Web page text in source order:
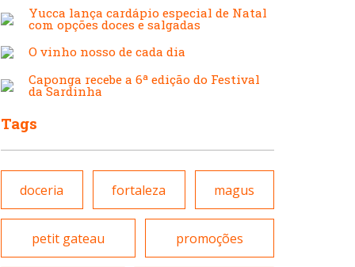
Francesa
Hamburguerias e
Internacional
Japonesa e Oriental
Japonesa e Oriental
Lanchonetes
Massas
Padarias e Confeitarias
Yucca lança cardápio especial de Natal
com opções doces e salgadas
O vinho nosso de cada dia
Caponga recebe a 6ª edição do Festival
da Sardinha
Tags
doceria fortaleza magus
petit gateau promoções